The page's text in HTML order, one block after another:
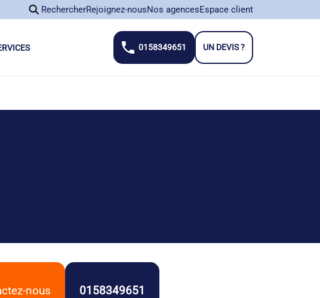
0158349651 UN DEVIS ?
RechercherRejoignez-nousNos agencesEspace client
nous 0158349651